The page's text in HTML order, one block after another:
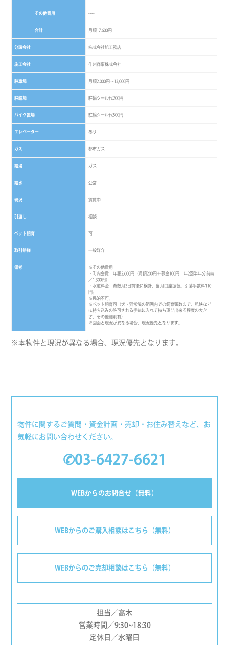
その他費用 ----
合計 月額17,600円
分譲会社 株式会社旭工務店
施工会社 作州商事株式会社
駐車場 月額2,000円～13,000円
駐輪場 駐輪シール代200円
バイク置場 駐輪シール代500円
エレベーター あり
ガス 都市ガス
給湯 ガス
給水 公営
現況 賃貸中
引渡し 相談
ペット飼育 可
取引態様 一般媒介
備考
※その他費用
・町内会費 年額2,600円（月額200円＋募金100円 年2回半年分前納
／1,300円）
・水道料金 奇数月3日前後に検針、当月口座振替。引落手数料110
円。
※民泊不可。
※ペット飼育可（犬・猫常識の範囲内での飼育頭数まで、私鉄など
に持ち込みの許可される手籠に入れて持ち運び出来る程度の大き
さ、その他細則有）
※図面と現況が異なる場合、現況優先となります。
※本物件と現況が異なる場合、現況優先となります。
物件に関するご質問・資金計画・売却・お住み替えなど、お
気軽にお問い合わせください。
✆03-6427-6621
WEBからのお問合せ（無料）
WEBからのご購入相談はこちら（無料）
WEBからのご売却相談はこちら（無料）
担当／高木
営業時間／9:30~18:30
定休日／水曜日